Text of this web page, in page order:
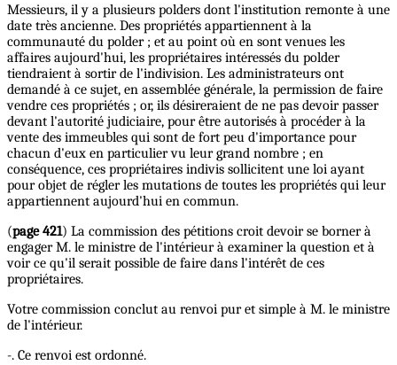
Messieurs, il y a plusieurs polders dont l'institution remonte à une
date très ancienne. Des propriétés appartiennent à la
communauté du polder ; et au point où en sont venues les
affaires aujourd'hui, les propriétaires intéressés du polder
tiendraient à sortir de l'indivision. Les administrateurs ont
demandé à ce sujet, en assemblée générale, la permission de faire
vendre ces propriétés ; or, ils désireraient de ne pas devoir passer
devant l'autorité judiciaire, pour être autorisés à procéder à la
vente des immeubles qui sont de fort peu d'importance pour
chacun d'eux en particulier vu leur grand nombre ; en
conséquence, ces propriétaires indivis sollicitent une loi ayant
pour objet de régler les mutations de toutes les propriétés qui leur
appartiennent aujourd'hui en commun.
(page 421) La commission des pétitions croit devoir se borner à
engager M. le ministre de l'intérieur à examiner la question et à
voir ce qu'il serait possible de faire dans l'intérêt de ces
propriétaires.
Votre commission conclut au renvoi pur et simple à M. le ministre
de l'intérieur.
-. Ce renvoi est ordonné.